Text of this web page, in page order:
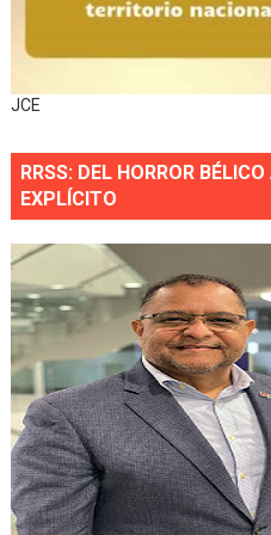
JCE
RRSS: DEL HORROR
EXPLÍCITO